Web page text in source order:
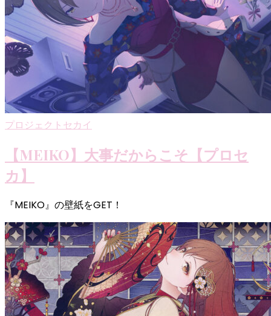
プロジェクトセカイ
【MEIKO】大事だからこそ【プロセ
カ】
『MEIKO』の壁紙をGET！